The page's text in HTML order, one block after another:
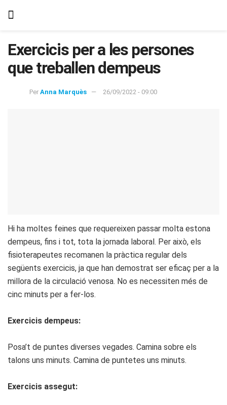
Exercicis per a les persones
que treballen dempeus
Per Anna Marquès 26/09/2022 - 09:00
Hi ha moltes feines que requereixen passar molta estona
dempeus, fins i tot, tota la jornada laboral. Per això, els
fisioterapeutes recomanen la pràctica regular dels
següents exercicis, ja que han demostrat ser eficaç per a la
millora de la circulació venosa. No es necessiten més de
cinc minuts per a fer-los.
Exercicis dempeus:
Posa’t de puntes diverses vegades. Camina sobre els
talons uns minuts. Camina de puntetes uns minuts.
Exercicis assegut: